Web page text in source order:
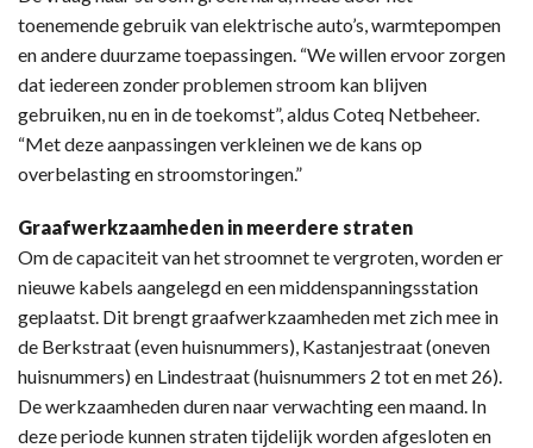
toenemende gebruik van elektrische auto’s, warmtepompen
en andere duurzame toepassingen. “We willen ervoor zorgen
dat iedereen zonder problemen stroom kan blijven
gebruiken, nu en in de toekomst”, aldus Coteq Netbeheer.
“Met deze aanpassingen verkleinen we de kans op
overbelasting en stroomstoringen.”
Graafwerkzaamheden in meerdere straten
Om de capaciteit van het stroomnet te vergroten, worden er
nieuwe kabels aangelegd en een middenspanningsstation
geplaatst. Dit brengt graafwerkzaamheden met zich mee in
de Berkstraat (even huisnummers), Kastanjestraat (oneven
huisnummers) en Lindestraat (huisnummers 2 tot en met 26).
De werkzaamheden duren naar verwachting een maand. In
deze periode kunnen straten tijdelijk worden afgesloten en